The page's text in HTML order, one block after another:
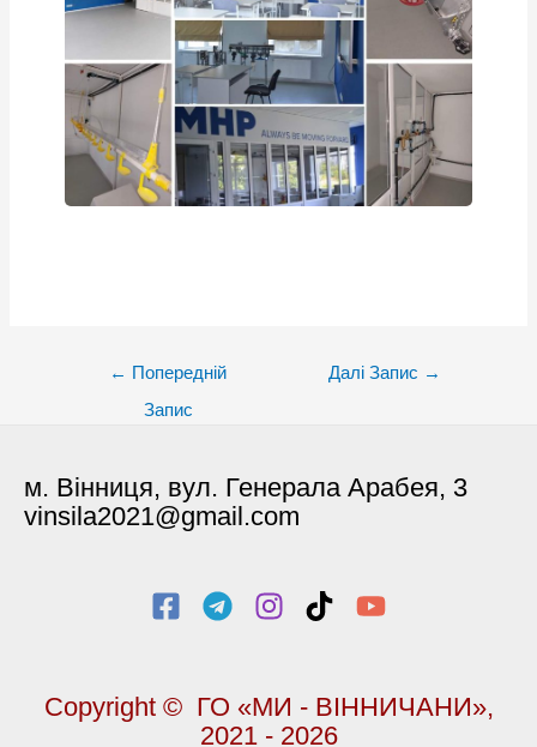
← Попередній
Запис
Далі Запис →
м. Вінниця, вул. Генерала Арабея, 3
vinsila2021@gmail.com
Copyright © ГО «МИ - ВІННИЧАНИ»,
2021 - 2026